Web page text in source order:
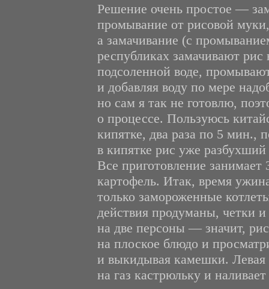
Решение очень простое —
промывание от рисовой
а замачивание (с
республиках замачивают
подсоленной воде,
и добавляя воду по мере
но сам я так не готовлю,
о процессе. Пользуюсь
кипятке, два раза по 5 мин.,
в кипятке рис уже
Все приготовление
картофель. Итак, время
только замороженные
действия продуманы, четки
на две персоны — значит,
на плоское блюдо и
и выкидывая камешки. Левая
на газ кастрюльку и